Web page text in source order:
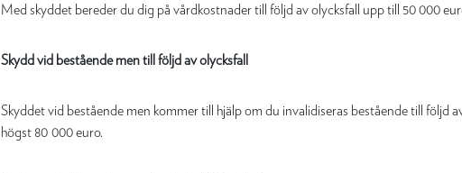
Med skyddet bereder du dig på vårdkostnader till följd av olycksfall upp till 50 000
Skydd vid bestående men till följd av olycksfall
Skyddet vid bestående men kommer till hjälp om du invalidiseras bestående till följd
högst 80 000 euro.